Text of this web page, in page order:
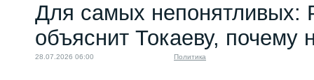
Для самых непонятливых:
объяснит Токаеву,
28.07.2026 06:00 Политика